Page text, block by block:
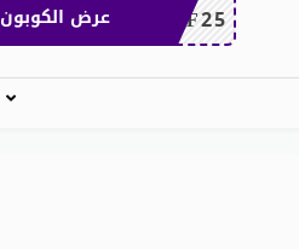
MEAF25 عرض الكوبون